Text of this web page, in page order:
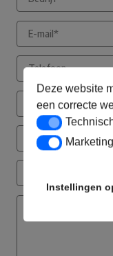
Deze website
een correcte
Technisch
MarketingMarketing
Instellingen